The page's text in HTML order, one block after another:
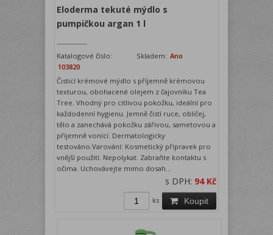
Eloderma tekuté mýdlo s
pumpičkou argan 1 l
Katalogové číslo:
103820
Skladem: Ano
Čisticí krémové mýdlo s příjemně krémovou
texturou, obohacené olejem z čajovníku Tea
Tree. Vhodný pro citlivou pokožku, ideální pro
každodenní hygienu. Jemně čistí ruce, obličej,
tělo a zanechává pokožku zářivou, sametovou a
příjemně vonící. Dermatologicky
testováno.Varování: Kosmetický přípravek pro
vnější použití. Nepolykat. Zabraňte kontaktu s
očima. Uchovávejte mimo dosah...
s DPH: 94 Kč
Koupit
ks